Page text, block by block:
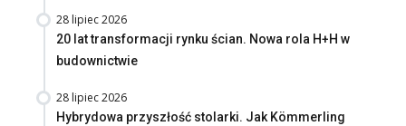
28 lipiec 2026
20 lat transformacji rynku ścian. Nowa rola H+H w
budownictwie
28 lipiec 2026
Hybrydowa przyszłość stolarki. Jak Kömmerling